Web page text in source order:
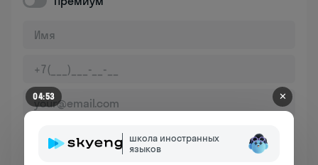
Даю согласие на обработку персональных данных
получение рекламы
04:53 ✕
школа иностранных
языков